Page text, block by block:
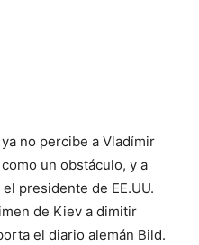
no percibe a Vladímir
un obstáculo, y a
presidente de EE.UU.
de Kiev a dimitir
el diario alemán Bild.